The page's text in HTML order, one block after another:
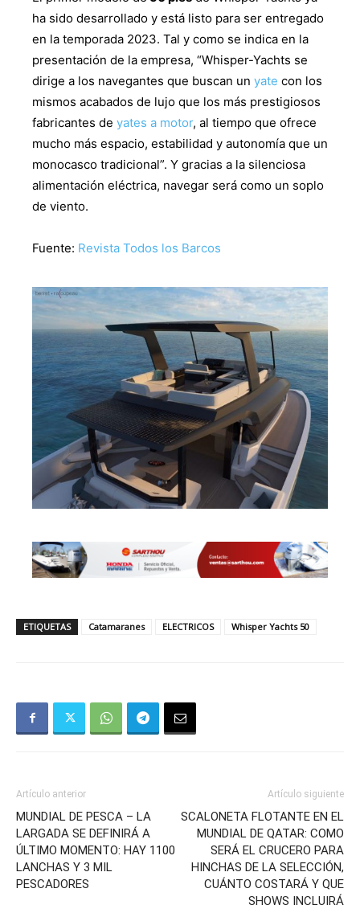
ha sido desarrollado y está listo para ser entregado
en la temporada 2023. Tal y como se indica en la
presentación de la empresa, “Whisper-Yachts se
dirige a los navegantes que buscan un yate con los
mismos acabados de lujo que los más prestigiosos
fabricantes de yates a motor, al tiempo que ofrece
mucho más espacio, estabilidad y autonomía que un
monocasco tradicional”. Y gracias a la silenciosa
alimentación eléctrica, navegar será como un soplo
de viento.
Fuente: Revista Todos los Barcos
ETIQUETAS Catamaranes ELECTRICOS Whisper Yachts 50
Artículo anterior
MUNDIAL DE PESCA – LA
LARGADA SE DEFINIRÁ A
ÚLTIMO MOMENTO: HAY 1100
LANCHAS Y 3 MIL
PESCADORES
Artículo siguiente
SCALONETA FLOTANTE EN EL
MUNDIAL DE QATAR: COMO
SERÁ EL CRUCERO PARA
HINCHAS DE LA SELECCIÓN,
CUÁNTO COSTARÁ Y QUE
SHOWS INCLUIRÁ